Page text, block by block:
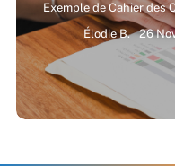
Exemple de Cahier des
Élodie B.
26